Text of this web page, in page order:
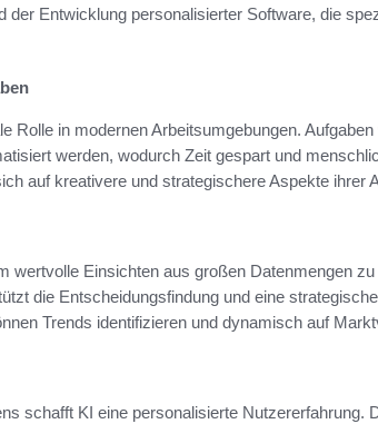
der Entwicklung personalisierter Software, die
Rolle in modernen Arbeitsumgebungen.
werden, wodurch Zeit gespart und
auf kreativere und strategischere Aspekte ihrer
wertvolle Einsichten aus großen Datenmengen
die Entscheidungsfindung und eine
Trends identifizieren und dynamisch auf
schafft KI eine personalisierte Nutzererfahrung.